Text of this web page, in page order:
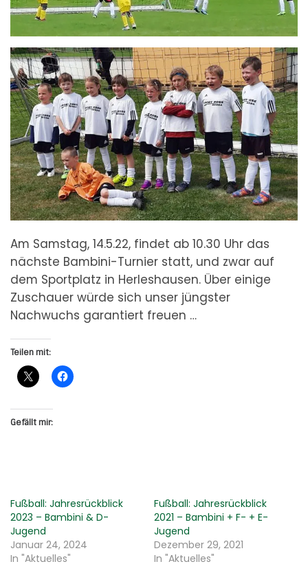
Am Samstag, 14.5.22, findet ab 10.30 Uhr das
nächste Bambini-Turnier statt, und zwar auf
dem Sportplatz in Herleshausen. Über einige
Zuschauer würde sich unser jüngster
Nachwuchs garantiert freuen …
Teilen mit:
Gefällt mir:
Fußball: Jahresrückblick
2023 – Bambini & D-
Jugend
Januar 24, 2024
In "Aktuelles"
Fußball: Jahresrückblick
2021 – Bambini + F- + E-
Jugend
Dezember 29, 2021
In "Aktuelles"